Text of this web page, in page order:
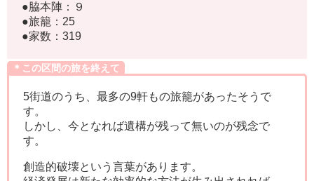
●脇本陣：９
●旅籠：25
●家数：319
＊この区間の旅を終えて
5街道のうち、最多の9軒もの旅籠があったそうで
す。
しかし、今となれば遺構が残って無いのが残念で
す。
創造的破壊という言葉があります。